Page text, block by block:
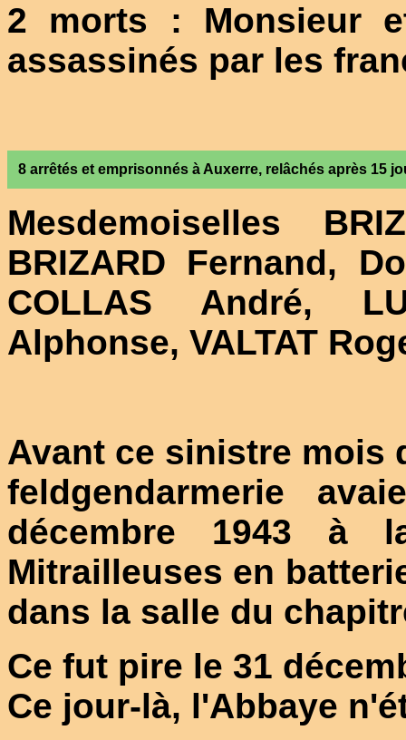
2 morts : Monsieur
assassinés par les
8 arrêtés et emprisonnés à Auxerre, relâchés après 15
Mesdemoiselles
BRIZARD Fernand,
COLLAS André,
Alphonse, VALTAT
Avant ce sinistre mois
feldgendarmerie
décembre 1943 à
Mitrailleuses en
dans la salle du
Ce fut pire le 31
Ce jour-là, l'Abbaye